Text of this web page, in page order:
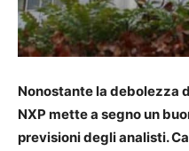
Nonostante la debolezza
NXP mette a segno un
previsioni degli analisti.